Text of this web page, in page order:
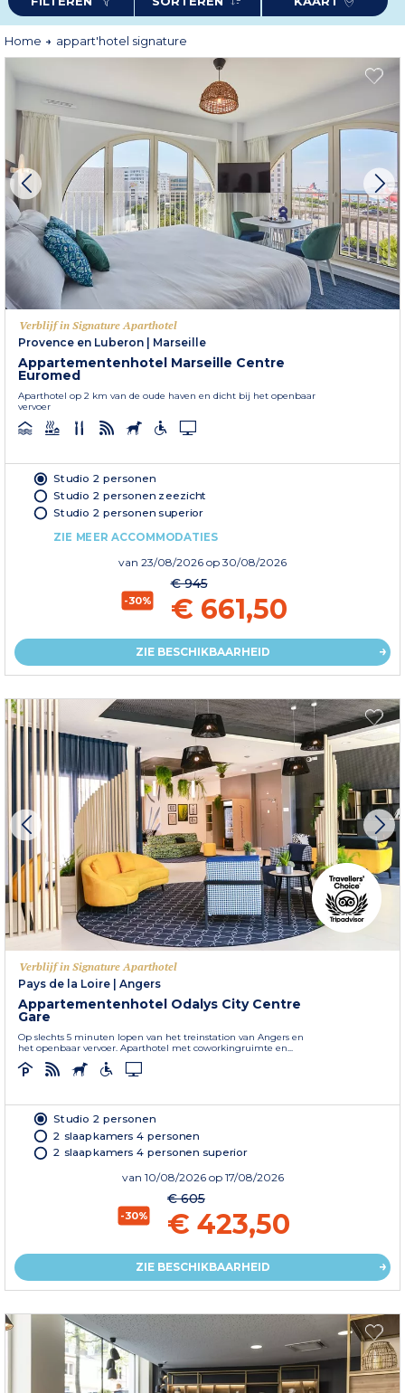
en ontmoeting bevorderen.
Ideaal voor een kort verblijf in de stad: het Appartementenhotel Signature
garandeert eenhoogwaardige ervaring
kwalitatieve hoteldiensten.
Boek vandaag nog uw Appartementenhotel Signature Odalys City en
geniet van het plezier van een verfijnd verblijf in het hart van de stad.
Home appart'hotel signature
Verblijf in Signature Aparthotel
Provence en Luberon
Marseille
Appartementenhotel Marseille Centre
Euromed
Aparthotel op 2 km van de oude haven en dicht bij het openbaar
vervoer
Studio 2 personen
Studio 2 personen zeezicht
Studio 2 personen superior
ZIE MEER ACCOMMODATIES
van 23/08/2026 op 30/08/2026
-30%
€ 945
€ 661,50
ZIE BESCHIKBAARHEID
Verblijf in Signature Aparthotel
Pays de la Loire
Angers
Appartementenhotel Odalys City Centre
Gare
Op slechts 5 minuten lopen van het treinstation van Angers en
het openbaar vervoer. Aparthotel met coworkingruimte en...
Studio 2 personen
2 slaapkamers 4 personen
2 slaapkamers 4 personen superior
van 10/08/2026 op 17/08/2026
-30%
€ 605
€ 423,50
ZIE BESCHIKBAARHEID